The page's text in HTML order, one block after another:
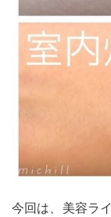
今回は、美容ラ